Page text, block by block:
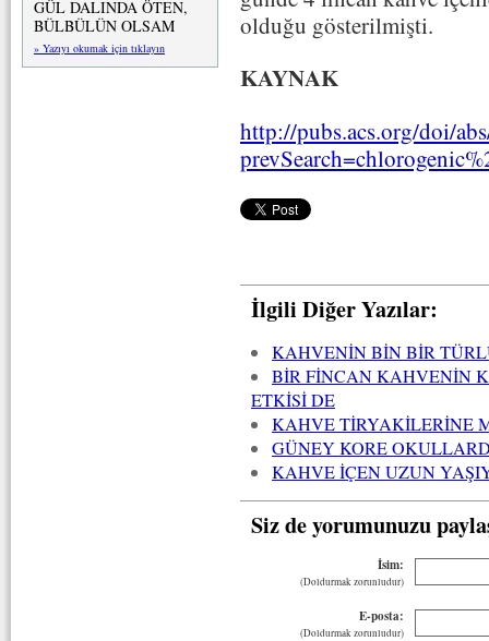
GÜL DALINDA ÖTEN,
BÜLBÜLÜN OLSAM
» Yazıyı okumak için tıklayın
olduğu gösterilmişti.
KAYNAK
http://pubs.acs.org/doi/
İlgili Diğer Yazılar:
KAHVENİN BİN BİR
BİR FİNCAN KAHVENİN
ETKİSİ DE
KAHVE TİRYAKİLERİNE
GÜNEY KORE
KAHVE İÇEN UZUN
Siz de yorumunuzu
İsim:
(Doldurmak zorunludur)
E-posta:
(Doldurmak zorunludur)